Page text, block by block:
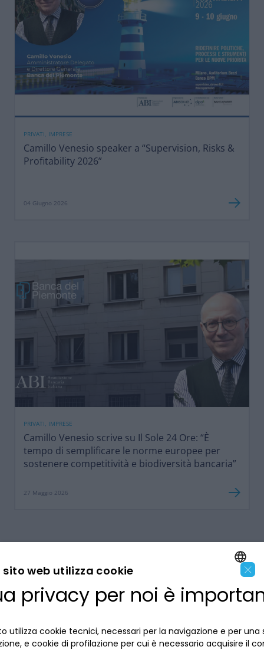
PRIVATI, IMPRESE
Camillo Venesio speaker a “Supervision, Risks &
Profitability 2026”
04 Giugno 2026
PRIVATI, IMPRESE
Camillo Venesio scrive su Il Sole 24 Ore: “È
tempo di semplificare le norme europee per
sostenere competitività e biodiversità bancaria”
27 Maggio 2026
LA BANCA
INFORMAZIONI PER IL CLIENTE
ENGLISH
×
sito web utilizza cookie
privacy per noi è
utilizza cookie tecnici, necessari per la navigazione e per una
e cookie di profilazione per cui è necessario acquisire il